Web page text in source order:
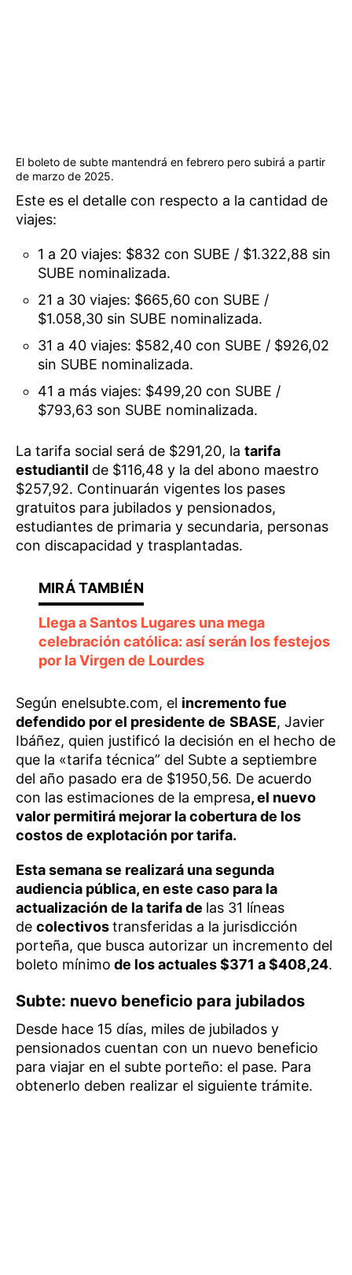
El boleto de subte mantendrá en febrero pero subirá a partir
de marzo de 2025.
Este es el detalle con respecto a la cantidad de
viajes:
1 a 20 viajes: $832 con SUBE / $1.322,88 sin
SUBE nominalizada.
21 a 30 viajes: $665,60 con SUBE /
$1.058,30 sin SUBE nominalizada.
31 a 40 viajes: $582,40 con SUBE / $926,02
sin SUBE nominalizada.
41 a más viajes: $499,20 con SUBE /
$793,63 son SUBE nominalizada.
La tarifa social será de $291,20, la tarifa
estudiantil de $116,48 y la del abono maestro
$257,92. Continuarán vigentes los pases
gratuitos para jubilados y pensionados,
estudiantes de primaria y secundaria, personas
con discapacidad y trasplantadas.
Llega a Santos Lugares una mega
celebración católica: así serán los festejos
por la Virgen de Lourdes
Según enelsubte.com, el incremento fue
defendido por el presidente de SBASE, Javier
Ibáñez, quien justificó la decisión en el hecho de
que la «tarifa técnica” del Subte a septiembre
del año pasado era de $1950,56. De acuerdo
con las estimaciones de la empresa, el nuevo
valor permitirá mejorar la cobertura de los
costos de explotación por tarifa.
Esta semana se realizará una segunda
audiencia pública, en este caso para la
actualización de la tarifa de las 31 líneas
de colectivostransferidas a la jurisdicción
porteña, que busca autorizar un incremento del
boleto mínimo de los actuales $371 a $408,24.
Subte: nuevo beneficio para jubilados
Desde hace 15 días, miles de jubilados y
pensionados cuentan con un nuevo beneficio
para viajar en el subte porteño: el pase. Para
obtenerlo deben realizar el siguiente trámite.